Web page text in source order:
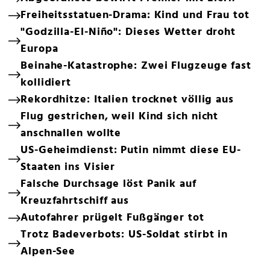
Freiheitsstatuen-Drama: Kind und Frau tot
"Godzilla-El-Niño": Dieses Wetter droht
Europa
Beinahe-Katastrophe: Zwei Flugzeuge fast
kollidiert
Rekordhitze: Italien trocknet völlig aus
Flug gestrichen, weil Kind sich nicht
anschnallen wollte
US-Geheimdienst: Putin nimmt diese EU-
Staaten ins Visier
Falsche Durchsage löst Panik auf
Kreuzfahrtschiff aus
Autofahrer prügelt Fußgänger tot
Trotz Badeverbots: US-Soldat stirbt in
Alpen-See